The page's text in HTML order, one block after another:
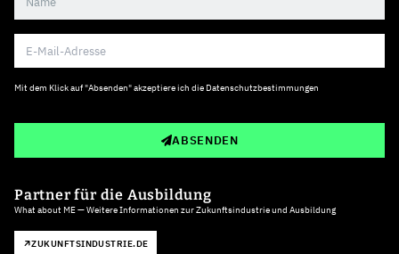
Mit dem Klick auf "Absenden" akzeptiere ich die Datenschutzbestimmungen
ABSENDEN
Partner für die Ausbildung
What about ME — Weitere Informationen zur Zukunftsindustrie und Ausbildung
ZUKUNFTSINDUSTRIE.DE